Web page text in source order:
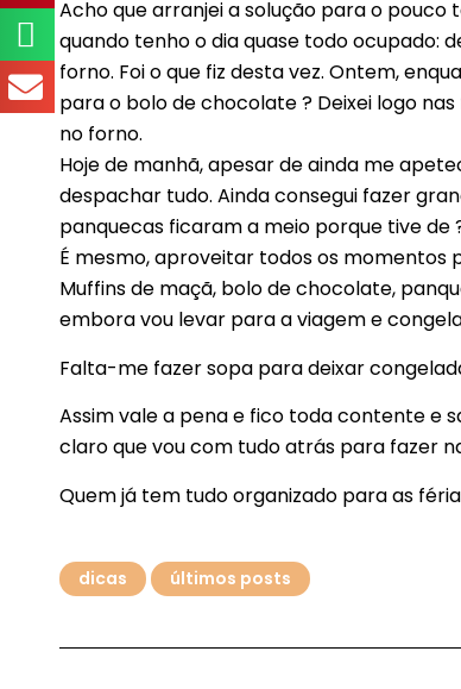
Acho que arranjei a solução para o pouco
quando tenho o dia quase todo ocupado:
forno. Foi o que fiz desta vez. Ontem,
para o bolo de chocolate ? Deixei logo
no forno.
Hoje de manhã, apesar de ainda me
despachar tudo. Ainda consegui fazer
panquecas ficaram a meio porque tive de
É mesmo, aproveitar todos os momentos
Muffins de maçã, bolo de chocolate,
embora vou levar para a viagem e
Falta-me fazer sopa para deixar
Assim vale a pena e fico toda contente e
claro que vou com tudo atrás para fazer
Quem já tem tudo organizado para as
dicas últimos posts